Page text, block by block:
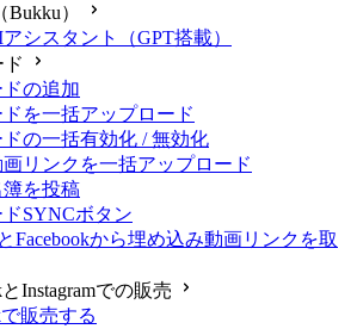
Bukku）
シスタント（GPT搭載）
の追加
を一括アップロード
の一括有効化 / 無効化
リンクを一括アップロード
を投稿
SYNCボタン
Facebookから埋め込み動画リンクを取
とInstagramでの販売
で販売する